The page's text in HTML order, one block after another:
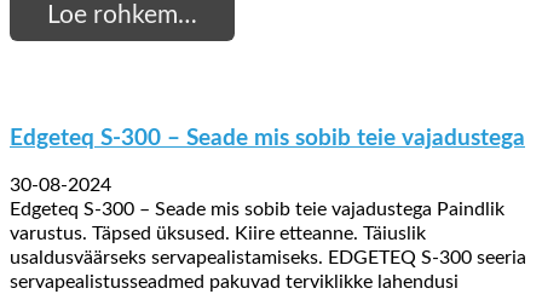
Loe rohkem…
Edgeteq S-300 – Seade mis sobib teie vajadustega
30-08-2024
Edgeteq S-300 – Seade mis sobib teie vajadustega Paindlik
varustus. Täpsed üksused. Kiire etteanne. Täiuslik
usaldusväärseks servapealistamiseks. EDGETEQ S-300 seeria
servapealistusseadmed pakuvad terviklikke lahendusi